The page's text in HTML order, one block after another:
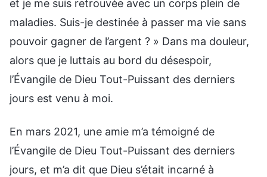
et je me suis retrouvée avec un corps plein de
maladies. Suis-je destinée à passer ma vie sans
pouvoir gagner de l’argent ? » Dans ma douleur,
alors que je luttais au bord du désespoir,
l’Évangile de Dieu Tout-Puissant des derniers
jours est venu à moi.
En mars 2021, une amie m’a témoigné de
l’Évangile de Dieu Tout-Puissant des derniers
jours, et m’a dit que Dieu s’était incarné à